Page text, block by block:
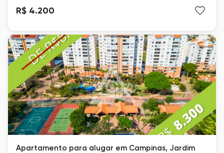
R$ 4.200
Apartamento para alugar em Campinas, Jardim